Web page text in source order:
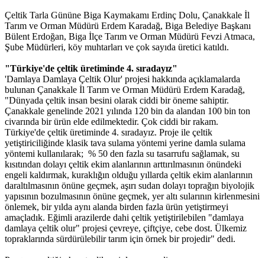
Çeltik Tarla Gününe Biga Kaymakamı Erdinç Dolu, Çanakkale İl
Tarım ve Orman Müdürü Erdem Karadağ, Biga Belediye Başkanı
Bülent Erdoğan, Biga İlçe Tarım ve Orman Müdürü Fevzi Atmaca,
Şube Müdürleri, köy muhtarları ve çok sayıda üretici katıldı.
"Türkiye'de çeltik üretiminde 4. sıradayız"
'Damlaya Damlaya Çeltik Olur' projesi hakkında açıklamalarda
bulunan Çanakkale İl Tarım ve Orman Müdürü Erdem Karadağ,
"Dünyada çeltik insan besini olarak ciddi bir öneme sahiptir.
Çanakkale genelinde 2021 yılında 120 bin da alandan 100 bin ton
civarında bir ürün elde edilmektedir. Çok ciddi bir rakam.
Türkiye'de çeltik üretiminde 4. sıradayız. Proje ile çeltik
yetiştiriciliğinde klasik tava sulama yöntemi yerine damla sulama
yöntemi kullanılarak; % 50 den fazla su tasarrufu sağlamak, su
kısıtından dolayı çeltik ekim alanlarının arttırılmasının önündeki
engeli kaldırmak, kuraklığın olduğu yıllarda çeltik ekim alanlarının
daraltılmasının önüne geçmek, aşırı sudan dolayı toprağın biyolojik
yapısının bozulmasının önüne geçmek, yer altı sularının kirlenmesini
önlemek, bir yılda aynı alanda birden fazla ürün yetiştirmeyi
amaçladık. Eğimli arazilerde dahi çeltik yetiştirilebilen "damlaya
damlaya çeltik olur" projesi çevreye, çiftçiye, cebe dost. Ülkemiz
topraklarında sürdürülebilir tarım için örnek bir projedir" dedi.